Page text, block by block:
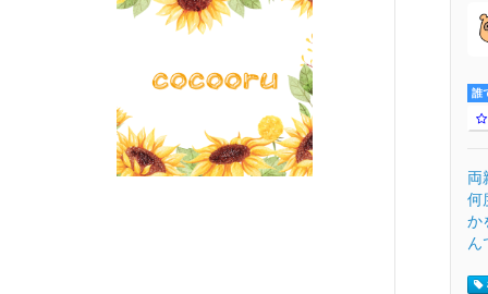
誰
両
何
か
ん